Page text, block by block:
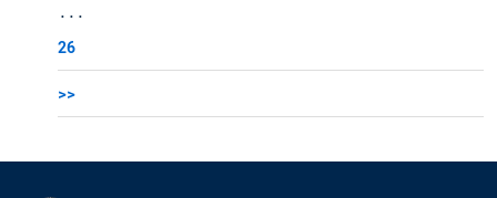
...
26
>>